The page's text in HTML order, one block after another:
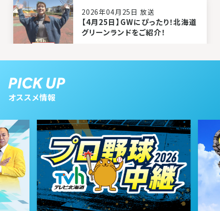
2026年04月25日 放送
【4月25日】GWにぴったり！北海道
グリーンランドをご紹介！
2026年04月11日 放送
4月11日【大人気リフォームフェア
をご紹介＆新リポーター登場！】
オススメ情報